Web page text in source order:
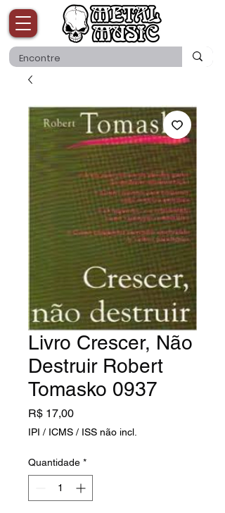
Livro Crescer, Não
Destruir Robert
Tomasko 0937
R$ 17,00Preço
IPI / ICMS / ISS não incl.
Quantidade *